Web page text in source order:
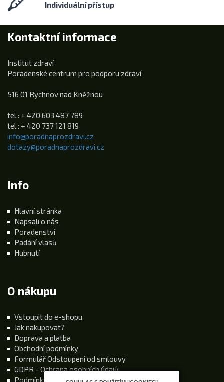
Individuální přístup
Kontaktní informace
Institut zdraví
Poradenské centrum pro podporu zdraví
516 01 Rychnov nad Kněžnou
tel.: + 420 603 487 789
tel : + 420 737 121 819
info@poradnaprozdravi.cz
dotazy@poradnaprozdravi.cz
Info
Hlavní stránka
Napsali o nás
Poradenství
Padání vlasů
Hubnutí
O nákupu
Vstoupit do e-shopu
Jak nakupovat?
Doprava a platba
Obchodní podmínky
Formulář Odstoupení od smlouvy
GDPR - Ochrana osobních údajů
Podmínky používání stránek